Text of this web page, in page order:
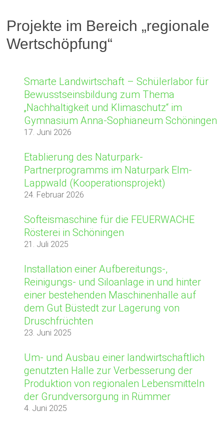
Projekte im Bereich „regionale
Wertschöpfung“
Smarte Landwirtschaft – Schülerlabor für
Bewusstseinsbildung zum Thema
„Nachhaltigkeit und Klimaschutz“ im
Gymnasium Anna-Sophianeum Schöningen
17. Juni 2026
Etablierung des Naturpark-
Partnerprogramms im Naturpark Elm-
Lappwald (Kooperationsprojekt)
24. Februar 2026
Softeismaschine für die FEUERWACHE
Rösterei in Schöningen
21. Juli 2025
Installation einer Aufbereitungs-,
Reinigungs- und Siloanlage in und hinter
einer bestehenden Maschinenhalle auf
dem Gut Büstedt zur Lagerung von
Druschfrüchten
23. Juni 2025
Um- und Ausbau einer landwirtschaftlich
genutzten Halle zur Verbesserung der
Produktion von regionalen Lebensmitteln
der Grundversorgung in Rümmer
4. Juni 2025